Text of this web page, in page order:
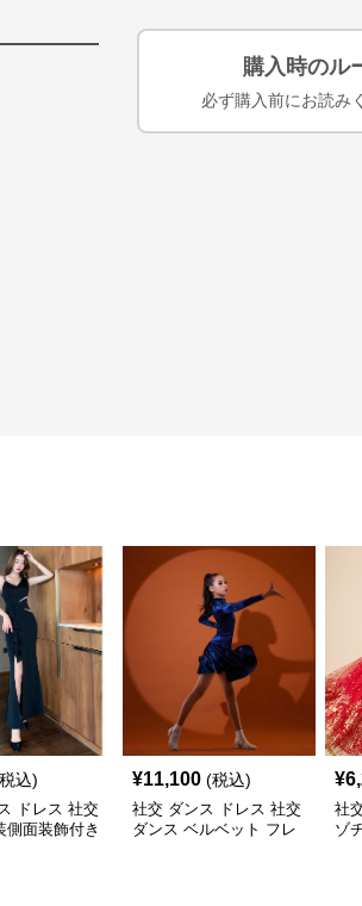
購入時のル
必ず購入前にお読み
込)
ドレス 社交
側面装飾付き
¥11,100 (税込)
社交 ダンス ドレス 社交
ダンス ベルベット フレ
¥
社
ゾ